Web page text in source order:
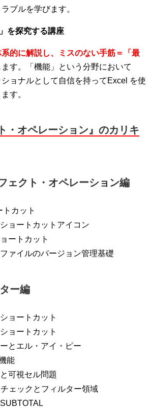
ブルを学びます。
を探究する講座
的に解説し、ミスのない手筋＝「最
ます。「機能」という分野において
ョナルとして自信を持ってExcel を使
す。
・オペレーション』のカリキ
ェクト・オペレーション編
カット
ョートカットアイコン
ートカット
ァイルのバージョン管理基礎
ー編
ョートカット
ョートカット
とエル・アイ・ピー
能
可視セル問題
ェックとフィルター領域